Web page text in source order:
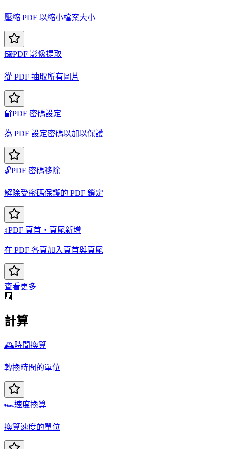
壓縮 PDF 以縮小檔案大小
🖼️PDF 影像提取
從 PDF 抽取所有圖片
🔐PDF 密碼設定
為 PDF 設定密碼以加以保護
🔓PDF 密碼移除
解除受密碼保護的 PDF 鎖定
↕️PDF 頁首・頁尾新增
在 PDF 各頁加入頁首與頁尾
查看更多
🧮
計算
🕰️時間換算
轉換時間的單位
🏎️速度換算
換算速度的單位